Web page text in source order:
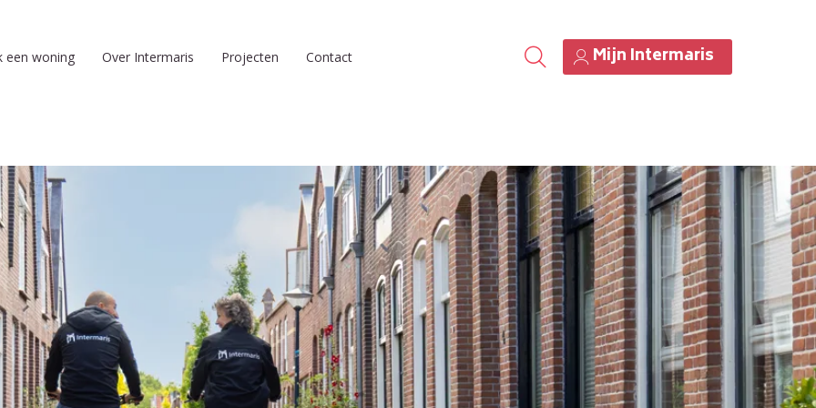
een woning Over Intermaris Projecten Contact Mijn Intermaris